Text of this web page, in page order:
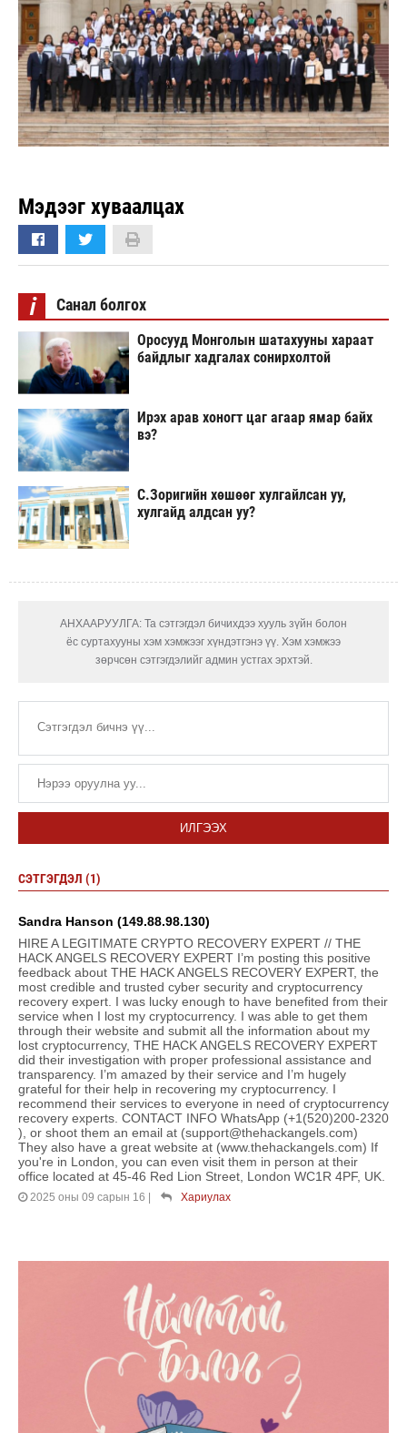
Мэдээг хуваалцах
i Санал болгох
Оросууд Монголын шатахууны хараат
байдлыг хадгалах сонирхолтой
Ирэх арав хоногт цаг агаар ямар байх
вэ?
С.Зоригийн хөшөөг хулгайлсан уу,
хулгайд алдсан уу?
АНХААРУУЛГА: Та сэтгэгдэл бичихдээ хууль зүйн болон
ёс суртахууны хэм хэмжээг хүндэтгэнэ үү. Хэм хэмжээ
зөрчсөн сэтгэгдэлийг админ устгах эрхтэй.
ИЛГЭЭХ
СЭТГЭГДЭЛ (1)
Sandra Hanson (149.88.98.130)
HIRE A LEGITIMATE CRYPTO RECOVERY EXPERT // THE
HACK ANGELS RECOVERY EXPERT I’m posting this positive
feedback about THE HACK ANGELS RECOVERY EXPERT, the
most credible and trusted cyber security and cryptocurrency
recovery expert. I was lucky enough to have benefited from their
service when I lost my cryptocurrency. I was able to get them
through their website and submit all the information about my
lost cryptocurrency, THE HACK ANGELS RECOVERY EXPERT
did their investigation with proper professional assistance and
transparency. I’m amazed by their service and I’m hugely
grateful for their help in recovering my cryptocurrency. I
recommend their services to everyone in need of cryptocurrency
recovery experts. CONTACT INFO WhatsApp (+1(520)200-2320
), or shoot them an email at (support@thehackangels.com)
They also have a great website at (www.thehackangels.com) If
you're in London, you can even visit them in person at their
office located at 45-46 Red Lion Street, London WC1R 4PF, UK.
2025 оны 09 сарын 16 | Хариулах